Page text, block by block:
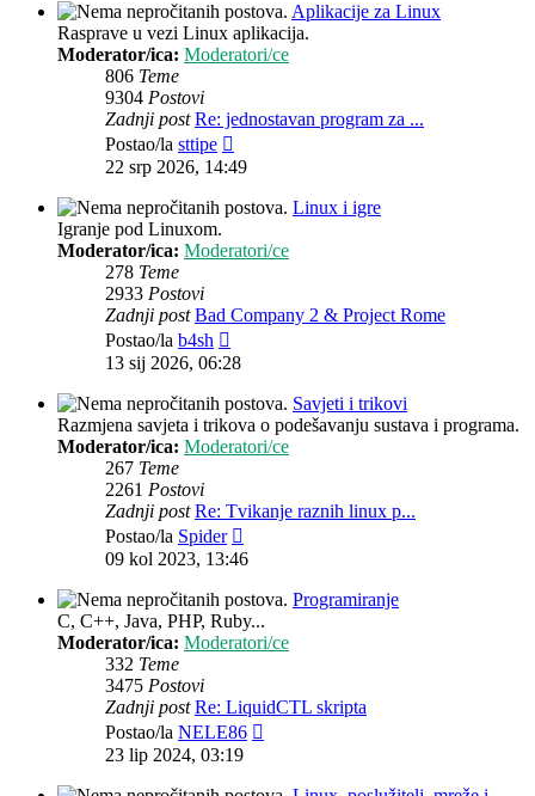
Aplikacije za Linux
Rasprave u vezi Linux aplikacija.
Moderator/ica: Moderatori/ce
806 Teme
9304 Postovi
Zadnji post Re: jednostavan program za ...
Postao/la sttipe
post
22 srp 2026, 14:49
Linux i igre
Igranje pod Linuxom.
Moderator/ica: Moderatori/ce
278 Teme
2933 Postovi
Zadnji post Bad Company 2 & Project Rome
Postao/la b4sh
post
13 sij 2026, 06:28
Savjeti i trikovi
Razmjena savjeta i trikova o podešavanju sustava i programa.
Moderator/ica: Moderatori/ce
267 Teme
2261 Postovi
Zadnji post Re: Tvikanje raznih linux p...
Postao/la Spider
post
09 kol 2023, 13:46
Programiranje
C, C++, Java, PHP, Ruby...
Moderator/ica: Moderatori/ce
332 Teme
3475 Postovi
Zadnji post Re: LiquidCTL skripta
Postao/la NELE86
23 lip 2024, 03:19